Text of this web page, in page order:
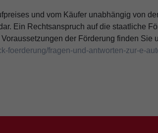
und vom Käufer unabhängig von
Ein Rechtsanspruch auf die staatliche
der Förderung finden Sie
foerderung/fragen-und-antworten-zur-e-